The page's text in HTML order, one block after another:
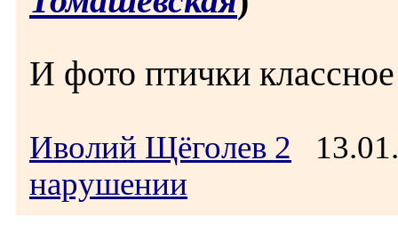
И фото птички
Иволий Щёголев 2
нарушении